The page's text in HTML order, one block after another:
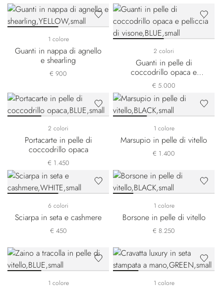
1 colore
Guanti in nappa di agnello
e shearling
€ 900
2 colori
Guanti in pelle di
coccodrillo opaca e
pelliccia di visone
€ 5.000
2 colori
Portacarte in pelle di
coccodrillo opaca
€ 1.450
1 colore
Marsupio in pelle di vitello
€ 1.400
6 colori
Sciarpa in seta e cashmere
€ 450
1 colore
Borsone in pelle di vitello
€ 8.250
1 colore 1 colore